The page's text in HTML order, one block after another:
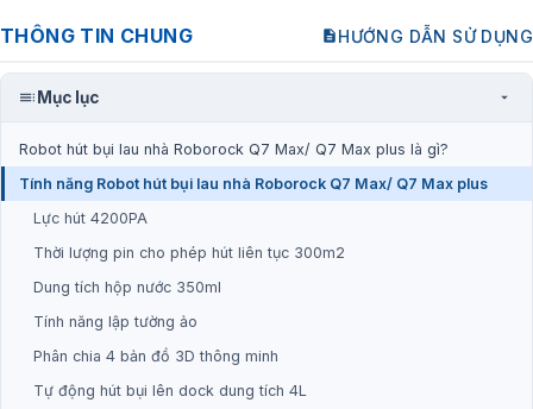
THÔNG TIN CHUNG HƯỚNG DẪN SỬ DỤNG
Mục lục
Robot hút bụi lau nhà Roborock Q7 Max/ Q7 Max plus là gì?
Tính năng Robot hút bụi lau nhà Roborock Q7 Max/ Q7 Max plus
Lực hút 4200PA
Thời lượng pin cho phép hút liên tục 300m2
Dung tích hộp nước 350ml
Tính năng lập tường ảo
Phân chia 4 bản đồ 3D thông minh
Tự động hút bụi lên dock dung tích 4L